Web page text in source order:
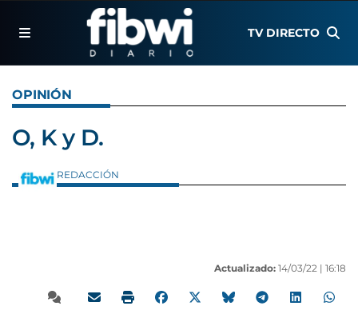
TV DIRECTO
OPINIÓN
O, K y D.
REDACCIÓN
Actualizado: 14/03/22 | 16:18